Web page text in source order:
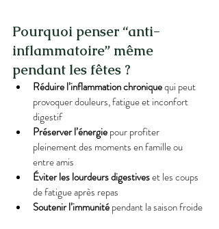
Pourquoi penser “anti-
inflammatoire” même
pendant les fêtes ?
Réduire l’inflammation chronique qui peut
provoquer douleurs, fatigue et inconfort
digestif
Préserver l’énergie pour profiter
pleinement des moments en famille ou
entre amis
Éviter les lourdeurs digestives et les coups
de fatigue après repas
Soutenir l’immunité pendant la saison froide